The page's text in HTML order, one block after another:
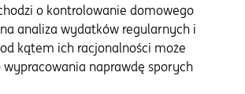
o kontrolowanie domowego
analiza wydatków regularnych i
kątem ich racjonalności może
wypracowania naprawdę sporych